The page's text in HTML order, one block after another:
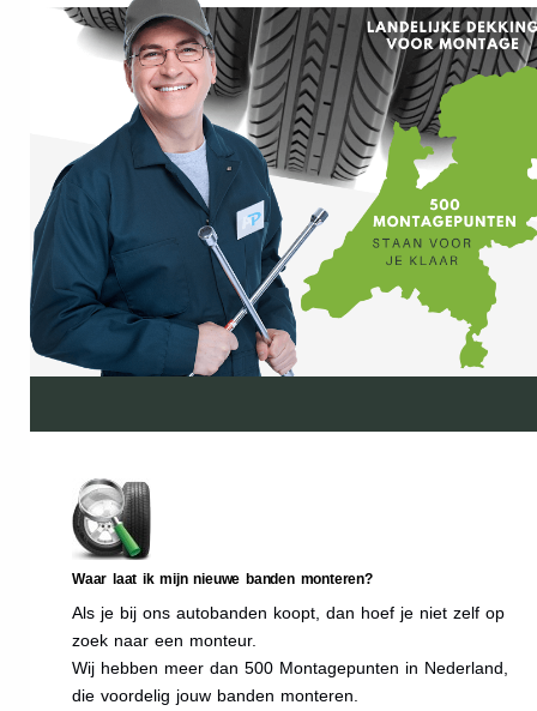
Waar laat ik mijn nieuwe banden monteren?
Als je bij ons autobanden koopt, dan hoef je niet zelf op
zoek naar een monteur.
Wij hebben meer dan 500 Montagepunten in Nederland,
die voordelig jouw banden monteren.